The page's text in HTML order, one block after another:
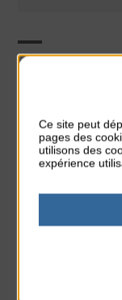
PARTAGER CETTE
Ce site peut
pages des
utilisons des
expérience